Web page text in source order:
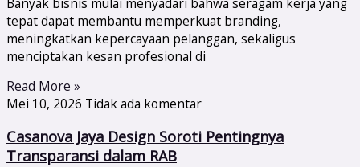
tepat dapat membantu memperkuat branding,
meningkatkan kepercayaan pelanggan, sekaligus
menciptakan kesan profesional di
Read More »
Mei 10, 2026 Tidak ada komentar
Casanova Jaya Design Soroti Pentingnya
Transparansi dalam RAB